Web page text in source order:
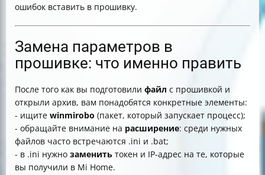
ошибок вставить в прошивку.
Замена параметров в
прошивке: что именно править
После того как вы подготовили файл с прошивкой и
открыли архив, вам понадобятся конкретные элементы:
- ищите winmirobo (пакет, который запускает процесс);
- обращайте внимание на расширение: среди нужных
файлов часто встречаются .ini и .bat;
- в .ini нужно заменить токен и IP-адрес на те, которые
вы получили в Mi Home.